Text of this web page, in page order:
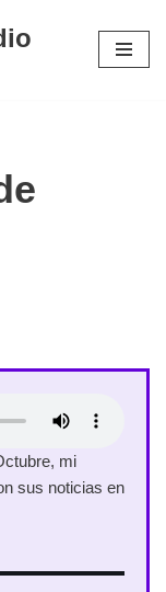
mi
sus noticias en